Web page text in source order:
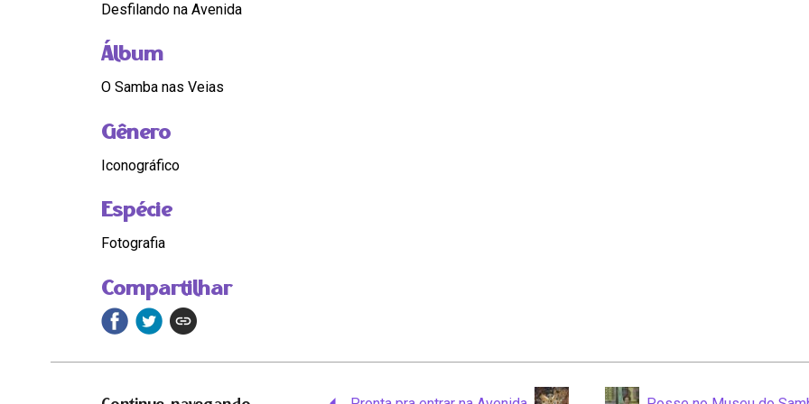
Compartilhar
Desfilando na Avenida
Álbum
O Samba nas Veias
Gênero
Iconográfico
Espécie
Fotografia